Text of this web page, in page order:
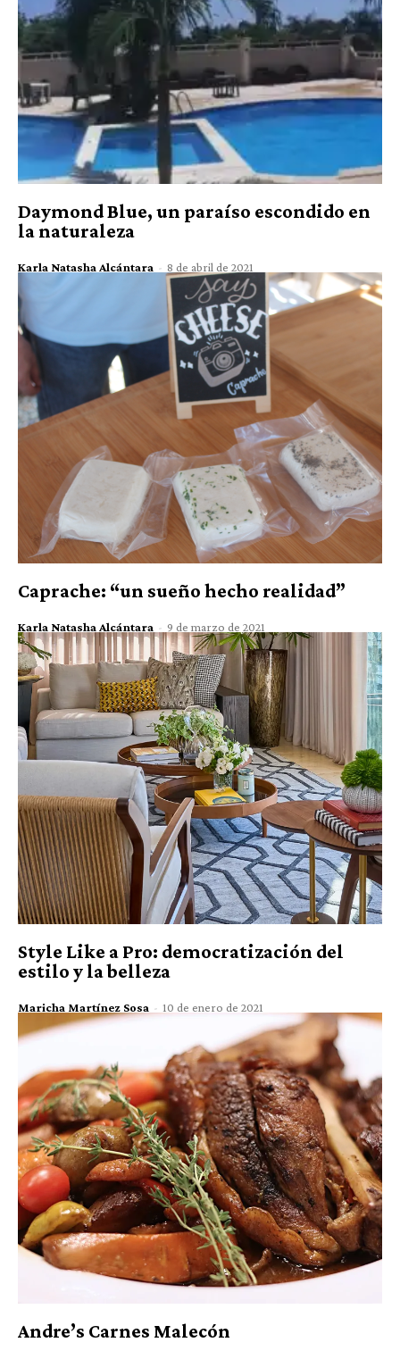
Daymond Blue, un paraíso escondido en
la naturaleza
Karla Natasha Alcántara - 8 de abril de 2021
Caprache: “un sueño hecho realidad”
Karla Natasha Alcántara - 9 de marzo de 2021
Style Like a Pro: democratización del
estilo y la belleza
Maricha Martínez Sosa - 10 de enero de 2021
Andre’s Carnes Malecón